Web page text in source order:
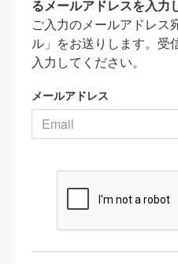
るメールアドレスを入力
ご入力のメールアドレス
ル」をお送りします。受
入力してください。
メールアドレス